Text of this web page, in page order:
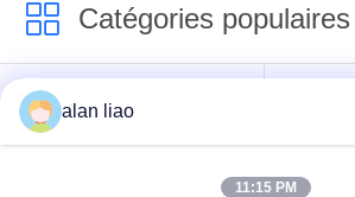
Catégories populaires
Connecteur circulaire
imperméable
basse
alan liao
11:15 PM